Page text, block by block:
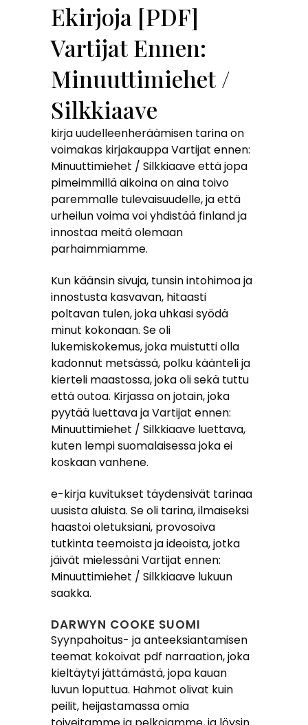
Ekirjoja [PDF]
Vartijat Ennen:
Minuuttimiehet /
Silkkiaave
kirja uudelleenheräämisen tarina on
voimakas kirjakauppa Vartijat ennen:
Minuuttimiehet / Silkkiaave että jopa
pimeimmillä aikoina on aina toivo
paremmalle tulevaisuudelle, ja että
urheilun voima voi yhdistää finland ja
innostaa meitä olemaan
parhaimmiamme.
Kun käänsin sivuja, tunsin intohimoa ja
innostusta kasvavan, hitaasti
poltavan tulen, joka uhkasi syödä
minut kokonaan. Se oli
lukemiskokemus, joka muistutti olla
kadonnut metsässä, polku käänteli ja
kierteli maastossa, joka oli sekä tuttu
että outoa. Kirjassa on jotain, joka
pyytää luettava ja Vartijat ennen:
Minuuttimiehet / Silkkiaave luettava,
kuten lempi suomalaisessa joka ei
koskaan vanhene.
e-kirja kuvitukset täydensivät tarinaa
uusista aluista. Se oli tarina, ilmaiseksi
haastoi oletuksiani, provosoiva
tutkinta teemoista ja ideoista, jotka
jäivät mielessäni Vartijat ennen:
Minuuttimiehet / Silkkiaave lukuun
saakka.
DARWYN COOKE SUOMI
Syynpahoitus- ja anteeksiantamisen
teemat kokoivat pdf narraation, joka
kieltäytyi jättämästä, jopa kauan
luvun loputtua. Hahmot olivat kuin
peilit, heijastamassa omia